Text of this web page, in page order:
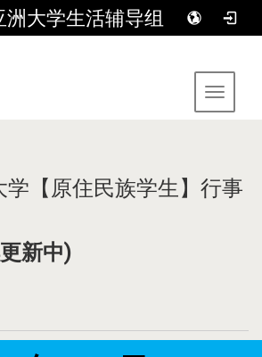
洲大学生活辅导组
Toggle
学【原住民族学生】行事
新中)